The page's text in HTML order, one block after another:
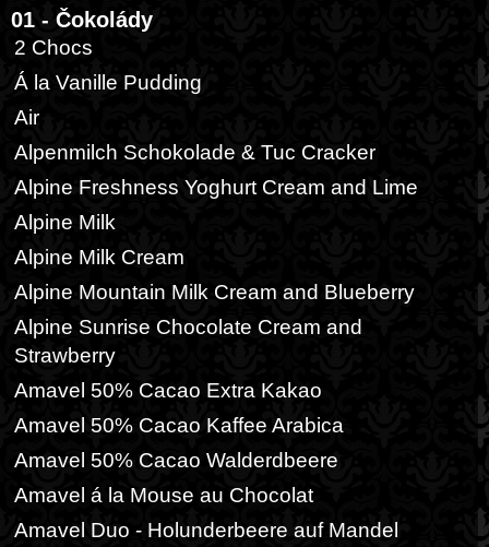
01 - Čokolády
2 Chocs
Á la Vanille Pudding
Air
Alpenmilch Schokolade & Tuc Cracker
Alpine Freshness Yoghurt Cream and Lime
Alpine Milk
Alpine Milk Cream
Alpine Mountain Milk Cream and Blueberry
Alpine Sunrise Chocolate Cream and
Strawberry
Amavel 50% Cacao Extra Kakao
Amavel 50% Cacao Kaffee Arabica
Amavel 50% Cacao Walderdbeere
Amavel á la Mouse au Chocolat
Amavel Duo - Holunderbeere auf Mandel